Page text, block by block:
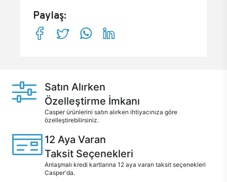
Paylaş:
Satın Alırken
Özelleştirme İmkanı
Casper ürünlerini satın alırken ihtiyacınıza göre
özelleştirebilirsiniz.
12 Aya Varan
Taksit Seçenekleri
Anlaşmalı kredi kartlarına 12 aya varan taksit seçenekleri
Casper'da.